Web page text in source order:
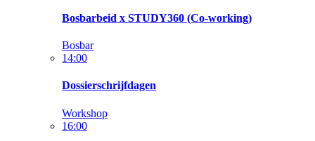
Bosbarbeid x STUDY360 (Co-working)
Bosbar
14:00
Dossierschrijfdagen
Workshop
16:00